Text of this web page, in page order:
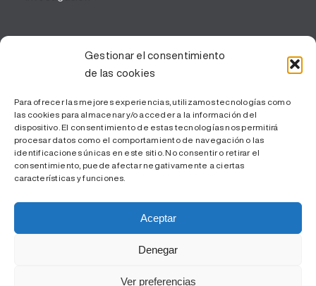
Gestionar el consentimiento
de las cookies
Para ofrecer las mejores experiencias, utilizamos tecnologías como
las cookies para almacenar y/o acceder a la información del
dispositivo. El consentimiento de estas tecnologías nos permitirá
procesar datos como el comportamiento de navegación o las
identificaciones únicas en este sitio. No consentir o retirar el
consentimiento, puede afectar negativamente a ciertas
características y funciones.
Aceptar
Denegar
Ver preferencias
Portal de la transparencia y buen gobierno
Código Ético
Parque Sanitario
© ICS Camp de Tarragona - 2024 |Aviso Legal y Política de